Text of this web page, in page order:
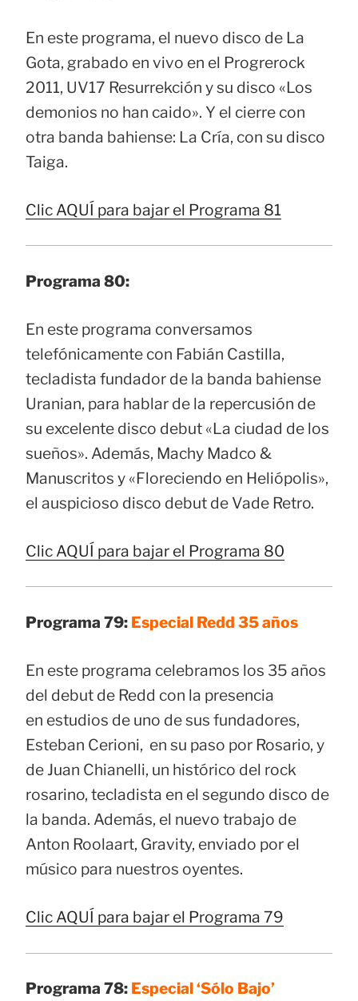
En este programa, el nuevo disco de La
Gota, grabado en vivo en el Progrerock
2011, UV17 Resurrekción y su disco «Los
demonios no han caido». Y el cierre con
otra banda bahiense: La Cría, con su disco
Taiga.
Clic AQUÍ para bajar el Programa 81
Programa 80:
En este programa conversamos
telefónicamente con Fabián Castilla,
tecladista fundador de la banda bahiense
Uranian, para hablar de la repercusión de
su excelente disco debut «La ciudad de los
sueños». Además, Machy Madco &
Manuscritos y «Floreciendo en Heliópolis»,
el auspicioso disco debut de Vade Retro.
Clic AQUÍ para bajar el Programa 80
Programa 79: Especial Redd 35 años
En este programa celebramos los 35 años
del debut de Redd con la presencia
en estudios de uno de sus fundadores,
Esteban Cerioni, en su paso por Rosario, y
de Juan Chianelli, un histórico del rock
rosarino, tecladista en el segundo disco de
la banda. Además, el nuevo trabajo de
Anton Roolaart, Gravity, enviado por el
músico para nuestros oyentes.
Clic AQUÍ para bajar el Programa 79
Programa 78: Especial ‘Sólo Bajo’